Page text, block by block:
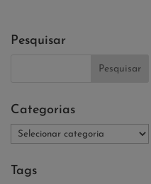
Pesquisar
Categorias
Categorias
Tags